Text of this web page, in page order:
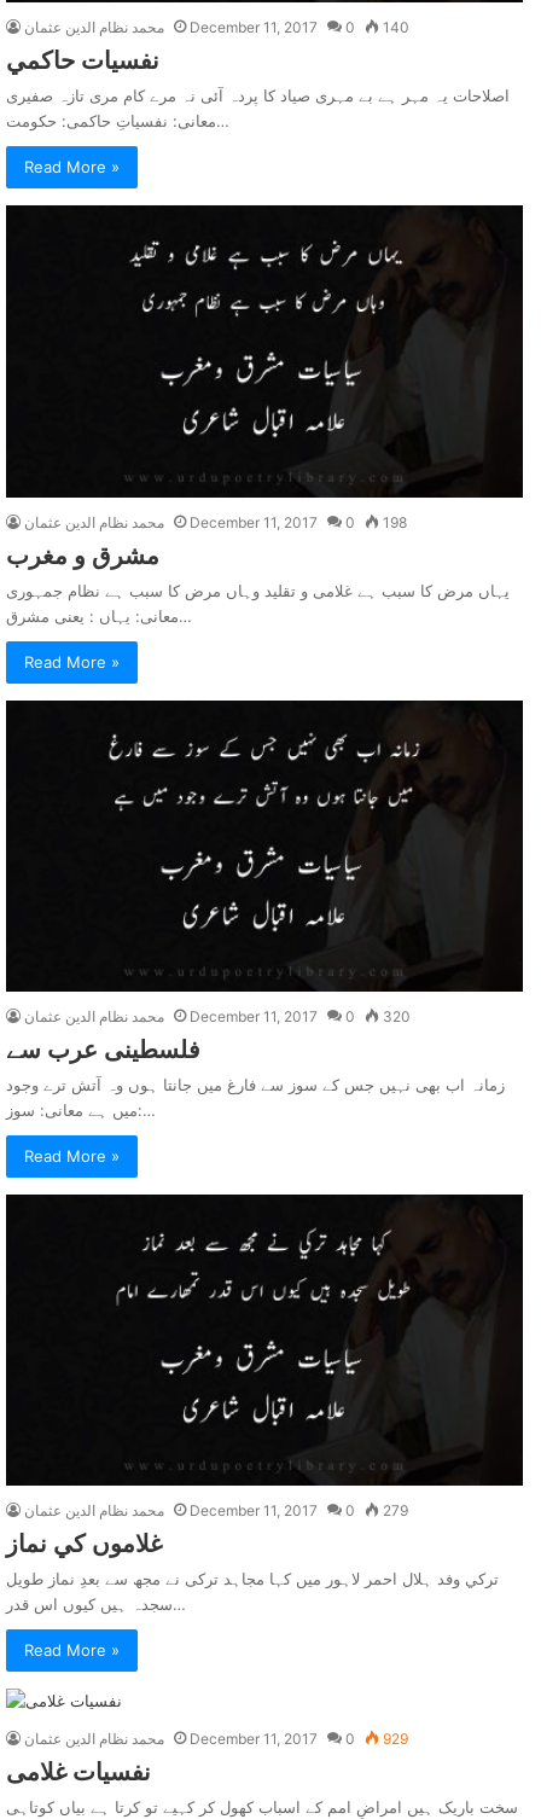
محمد نظام الدین عثمان December 11, 2017 0 140
نفسيات حاکمي
اصلاحات یہ مہر ہے بے مہری صیاد کا پردہ آئی نہ مرے کام مری تازہ صفیری
معانی: نفسیاتِ حاکمی: حکومت…
Read More »
محمد نظام الدین عثمان December 11, 2017 0 198
مشرق و مغرب
یہاں مرض کا سبب ہے غلامی و تقلید وہاں مرض کا سبب ہے نظام جمہوری
معانی: یہاں : یعنی مشرق…
Read More »
محمد نظام الدین عثمان December 11, 2017 0 320
فلسطينی عرب سے
زمانہ اب بھی نہیں جس کے سوز سے فارغ میں جانتا ہوں وہ آتش ترے وجود
میں ہے معانی: سوز:…
Read More »
محمد نظام الدین عثمان December 11, 2017 0 279
غلاموں کي نماز
ترکي وفد ہلال احمر لاہور ميں کہا مجاہد ترکی نے مجھ سے بعدِ نماز طویل
سجدہ ہیں کیوں اس قدر…
Read More »
محمد نظام الدین عثمان December 11, 2017 0 929
نفسيات غلامی
سخت باریک ہیں امراضِ امم کے اسباب کھول کر کہیے تو کرتا ہے بیاں کوتاہی